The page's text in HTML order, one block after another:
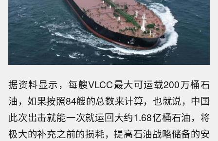
据资料显示，每艘VLCC最大可运载200万桶石
油，如果按照84艘的总数来计算，也就说，中国
此次出击就能一次就运回大约1.68亿桶石油，将
极大的补充之前的损耗，提高石油战略储备的安